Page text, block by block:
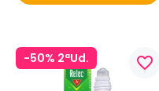
-50% 2ªUd. favorite_border